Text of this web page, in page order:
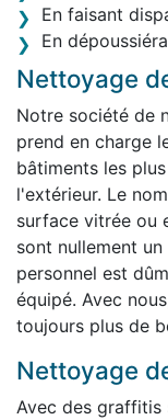
En faisant
En
Nettoyage
Notre société de
prend en charge
bâtiments les
l'extérieur. Le
surface vitrée ou
sont nullement
personnel est
équipé. Avec
toujours plus de
Nettoyage
Avec des